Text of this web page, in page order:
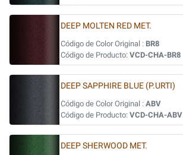
DEEP MOLTEN RED MET.
Código de Color Original : BR8
Código de Producto: VCD-CHA-BR8
DEEP SAPPHIRE BLUE (P.URTI)
Código de Color Original : ABV
Código de Producto: VCD-CHA-ABV
DEEP SHERWOOD MET.